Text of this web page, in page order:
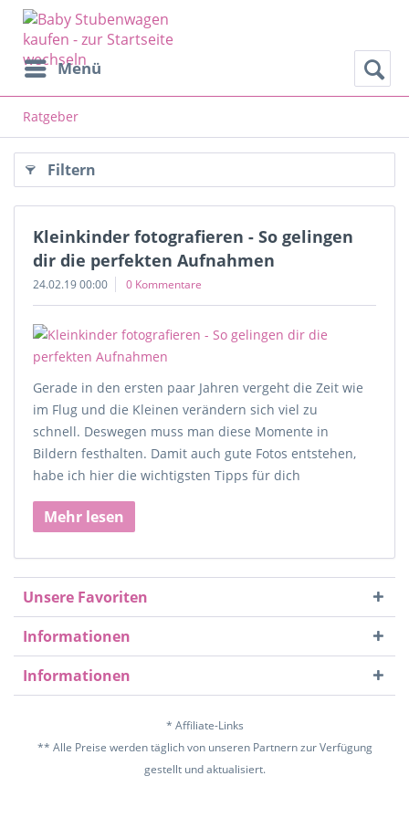
Menü
Ratgeber
Filtern
Kleinkinder fotografieren - So gelingen
dir die perfekten Aufnahmen
24.02.19 00:00 0 Kommentare
Gerade in den ersten paar Jahren vergeht die Zeit wie
im Flug und die Kleinen verändern sich viel zu
schnell. Deswegen muss man diese Momente in
Bildern festhalten. Damit auch gute Fotos entstehen,
habe ich hier die wichtigsten Tipps für dich
Mehr lesen
Unsere Favoriten
Informationen
Informationen
* Affiliate-Links
** Alle Preise werden täglich von unseren Partnern zur Verfügung
gestellt und aktualisiert.